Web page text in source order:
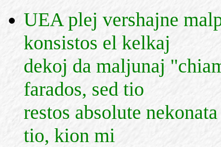
UEA plej vershajne
konsistos el kelkaj
dekoj da maljunaj
farados, sed tio
restos absolute
tio, kion mi